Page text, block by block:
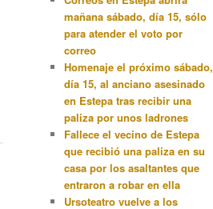
mañana sábado, día 15, sólo
para atender el voto por
correo
Homenaje el próximo sábado,
día 15, al anciano asesinado
en Estepa tras recibir una
paliza por unos ladrones
Fallece el vecino de Estepa
que recibió una paliza en su
casa por los asaltantes que
entraron a robar en ella
Ursoteatro vuelve a los